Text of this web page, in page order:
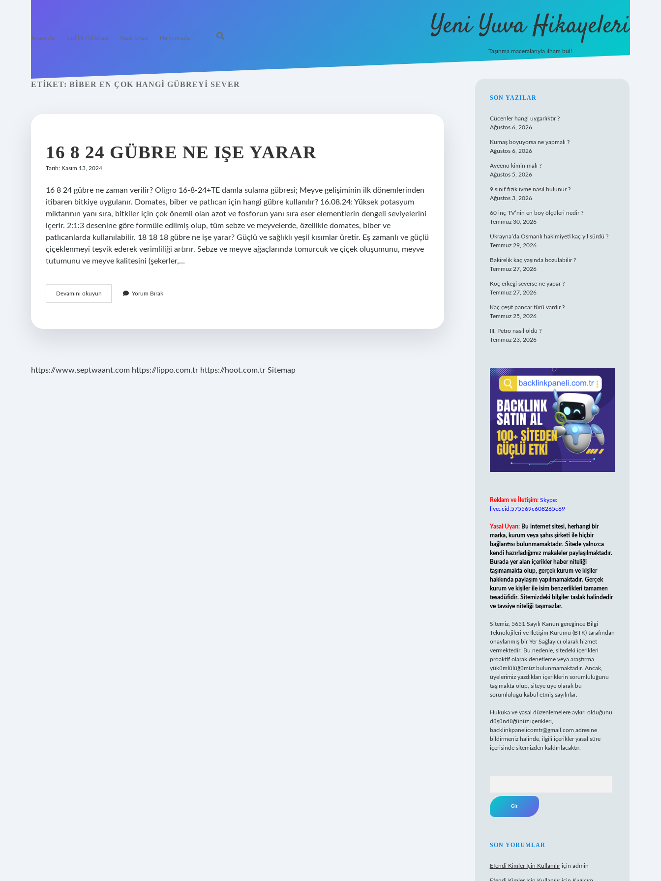
Anasayfa Gizlilik Politikası Yasal Uyarı Hakkımızda Yeni Yuva Hikayeleri
Taşınma maceralarıyla ilham bul!
ETIKET: BIBER EN ÇOK HANGI GÜBREYI SEVER
16 8 24 GÜBRE NE IŞE YARAR
Tarih: Kasım 13, 2024
16 8 24 gübre ne zaman verilir? Oligro 16-8-24+TE damla sulama gübresi; Meyve gelişiminin ilk dönemlerinden
itibaren bitkiye uygulanır. Domates, biber ve patlıcan için hangi gübre kullanılır? 16.08.24: Yüksek potasyum
miktarının yanı sıra, bitkiler için çok önemli olan azot ve fosforun yanı sıra eser elementlerin dengeli seviyelerini
içerir. 2:1:3 desenine göre formüle edilmiş olup, tüm sebze ve meyvelerde, özellikle domates, biber ve
patlıcanlarda kullanılabilir. 18 18 18 gübre ne işe yarar? Güçlü ve sağlıklı yeşil kısımlar üretir. Eş zamanlı ve güçlü
çiçeklenmeyi teşvik ederek verimliliği artırır. Sebze ve meyve ağaçlarında tomurcuk ve çiçek oluşumunu, meyve
tutumunu ve meyve kalitesini (şekerler,…
Devamını okuyun
8
Ne
Yorum Bırak
https://www.septwaant.com https://lippo.com.tr https://hoot.com.tr Sitemap
SIDEBAR
SON YAZILAR
Cücenler hangi uygarlıktır ?
Ağustos 6, 2026
Kumaş boyuyorsa ne yapmalı ?
Ağustos 6, 2026
Aveeno kimin malı ?
Ağustos 5, 2026
9 sınıf fizik ivme nasıl bulunur ?
Ağustos 3, 2026
60 inç TV’nin en boy ölçüleri nedir ?
Temmuz 30, 2026
Ukrayna’da Osmanlı hakimiyeti kaç yıl sürdü ?
Temmuz 29, 2026
Bakirelik kaç yaşında bozulabilir ?
Temmuz 27, 2026
Koç erkeği severse ne yapar ?
Temmuz 27, 2026
Kaç çeşit pancar türü vardır ?
Temmuz 25, 2026
III. Petro nasıl öldü ?
Temmuz 23, 2026
Reklam ve İletişim: Skype:
live:.cid.575569c608265c69
Yasal Uyarı: Bu internet sitesi, herhangi bir
marka, kurum veya şahıs şirketi ile hiçbir
bağlantısı bulunmamaktadır. Sitede yalnızca
kendi hazırladığımız makaleler paylaşılmaktadır.
Burada yer alan içerikler haber niteliği
taşımamakta olup, gerçek kurum ve kişiler
hakkında paylaşım yapılmamaktadır. Gerçek
kurum ve kişiler ile isim benzerlikleri tamamen
tesadüfidir. Sitemizdeki bilgiler taslak halindedir
ve tavsiye niteliği taşımazlar.
Sitemiz, 5651 Sayılı Kanun gereğince Bilgi
Teknolojileri ve İletişim Kurumu (BTK) tarafından
onaylanmış bir Yer Sağlayıcı olarak hizmet
vermektedir. Bu nedenle, sitedeki içerikleri
proaktif olarak denetleme veya araştırma
yükümlülüğümüz bulunmamaktadır. Ancak,
üyelerimiz yazdıkları içeriklerin sorumluluğunu
taşımakta olup, siteye üye olarak bu
sorumluluğu kabul etmiş sayılırlar.
Hukuka ve yasal düzenlemelere aykırı olduğunu
düşündüğünüz içerikleri,
backlinkpanelicomtr@gmail.com adresine
bildirmeniz halinde, ilgili içerikler yasal süre
içerisinde sitemizden kaldırılacaktır.
SON YORUMLAR
Efendi Kimler Için Kullanılıriçin admin